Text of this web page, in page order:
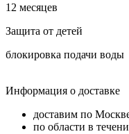
12 месяцев
Защита от детей
блокировка подачи воды
Информация о доставке
доставим по
по области в